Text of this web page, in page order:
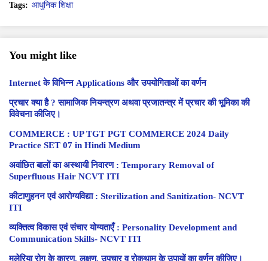
Tags: आधुनिक शिक्षा
You might like
Internet के विभिन्न Applications और उपयोगिताओं का वर्णन
प्रचार क्या है ? सामाजिक नियन्त्रण अथवा प्रजातन्त्र में प्रचार की भूमिका की
विवेचना कीजिए।
COMMERCE : UP TGT PGT COMMERCE 2024 Daily
Practice SET 07 in Hindi Medium
अवांछित बालों का अस्थायी निवारण : Temporary Removal of
Superfluous Hair NCVT ITI
कीटाणुहनन एवं आरोग्यविद्या : Sterilization and Sanitization- NCVT
ITI
व्यक्तित्व विकास एवं संचार योग्यताएँ : Personality Development and
Communication Skills- NCVT ITI
मलेरिया रोग के कारण, लक्षण, उपचार व रोकथाम के उपायों का वर्णन कीजिए।